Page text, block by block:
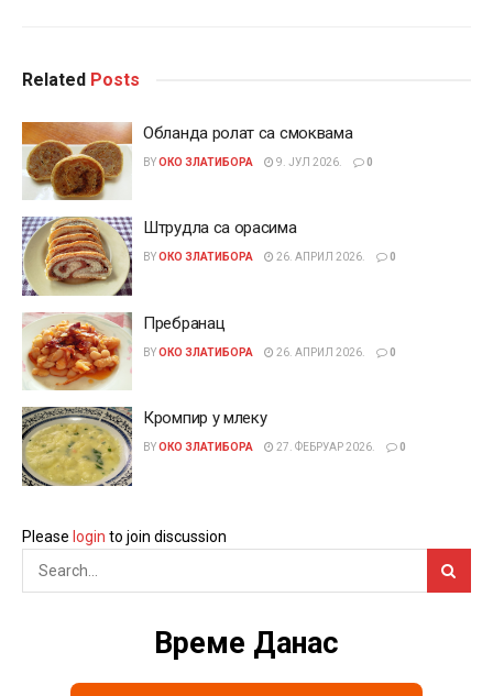
Related Posts
Обланда ролат са смоквама
BYОКО ЗЛАТИБОРА 9. ЈУЛ 2026. 0
Штрудла са орасима
BYОКО ЗЛАТИБОРА 26. АПРИЛ 2026. 0
Пребранац
BYОКО ЗЛАТИБОРА 26. АПРИЛ 2026. 0
Кромпир у млеку
BYОКО ЗЛАТИБОРА 27. ФЕБРУАР 2026. 0
Please login to join discussion
Време Данас